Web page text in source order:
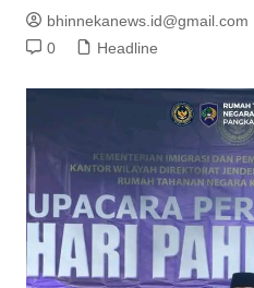
bhinnekanews.id@gmail.com
0
Headline